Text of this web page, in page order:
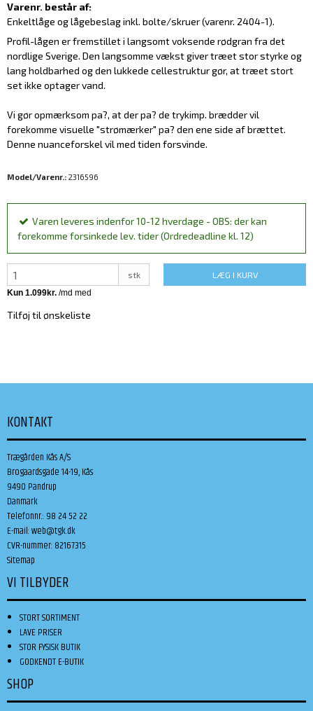
Varenr. består af:
Enkeltlåge og lågebeslag inkl. bolte/skruer (varenr. 2404-1).
Profil-lågen er fremstillet i langsomt voksende rødgran fra det
nordlige Sverige. Den langsomme vækst giver træet stor styrke og
lang holdbarhed og den lukkede cellestruktur gør, at træet stort
set ikke optager vand.
Vi gør opmærksom pa?, at der pa? de trykimp. brædder vil
forekomme visuelle "strømærker" pa? den ene side af brættet.
Denne nuanceforskel vil med tiden forsvinde.
Model/Varenr.: 2316596
Varen leveres indenfor 10-12 hverdage - OBS: der kan
forekomme forsinkede lev. tider (Ordredeadline kl. 12)
stk LÆG I KURV
Tilføj til ønskeliste
KONTAKT
Trægården Kås A/S
Brogaardsgade 14-19, Kås
9490 Pandrup
Danmark
Telefonnr.: 98 24 52 22
E-mail:web@tgk.dk
CVR-nummer: 82167315
Sitemap
VI TILBYDER
STORT SORTIMENT
LAVE PRISER
STOR FYSISK BUTIK
GODKENDT E-BUTIK
SHOP